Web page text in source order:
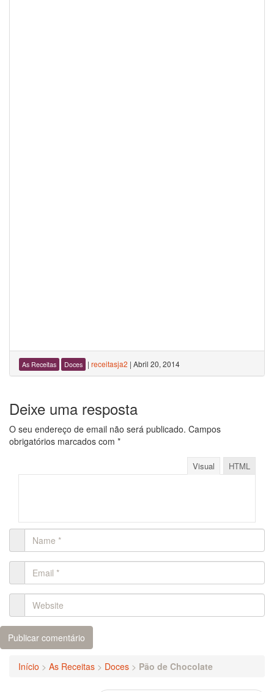
As Receitas Doces | receitasja2 | Abril 20, 2014
Deixe uma resposta
O seu endereço de email não será publicado. Campos
obrigatórios marcados com *
Visual HTML
Início > As Receitas > Doces > Pão de Chocolate